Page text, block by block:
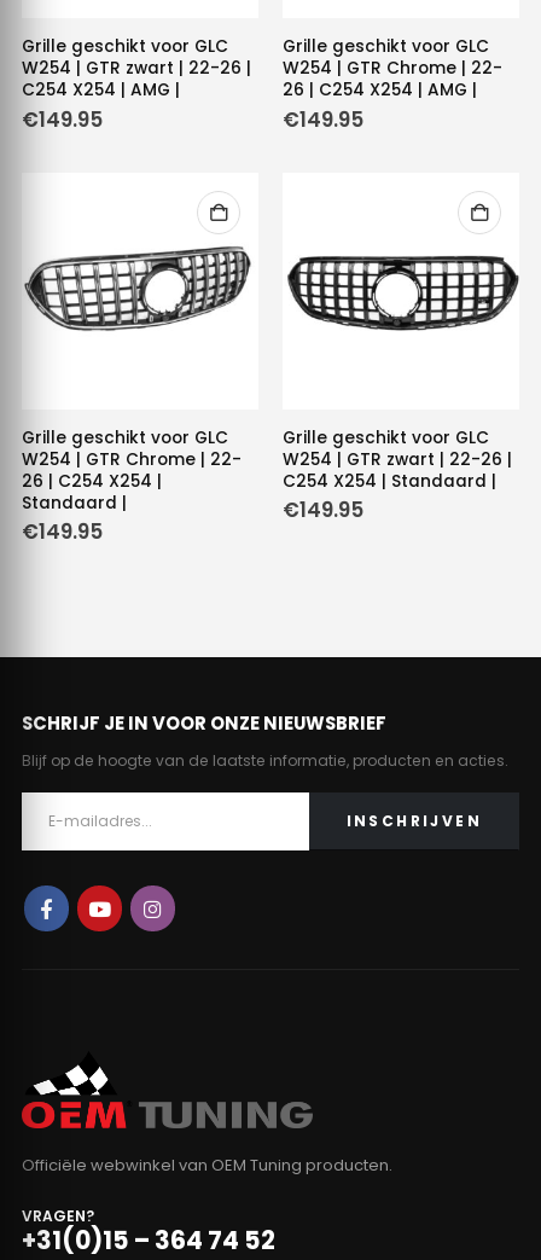
Grille geschikt voor GLC
W254 | GTR zwart | 22-26 |
C254 X254 | AMG |
€149.95
Grille geschikt voor GLC
W254 | GTR Chrome | 22-
26 | C254 X254 | AMG |
€149.95
Grille geschikt voor GLC
W254 | GTR Chrome | 22-
26 | C254 X254 |
Standaard |
€149.95
Grille geschikt voor GLC
W254 | GTR zwart | 22-26 |
C254 X254 | Standaard |
€149.95
SCHRIJF JE IN VOOR ONZE NIEUWSBRIEF
Blijf op de hoogte van de laatste informatie, producten en acties.
Officiële webwinkel van OEM Tuning producten.
VRAGEN?
+31(0)15 – 364 74 52